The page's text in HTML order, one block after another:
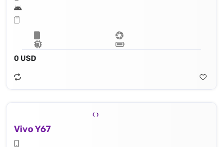
0 USD
Vivo Y67